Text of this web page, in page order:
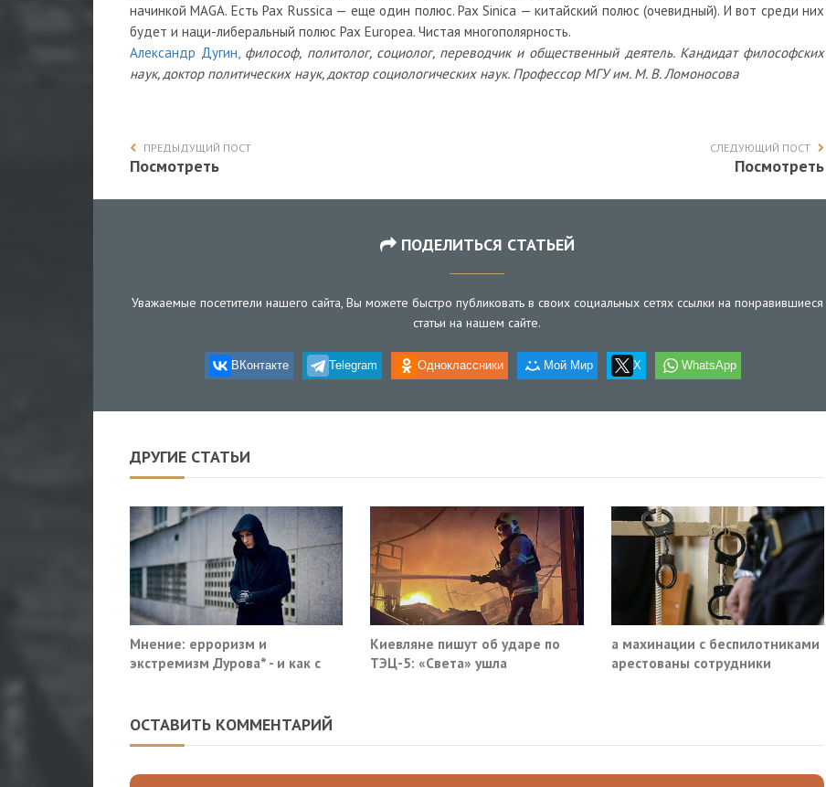
начинкой MAGA. Есть Pax Russica — еще один полюс. Pax Sinica — китайский полюс (очевидный). И вот среди них
будет и наци-либеральный полюс Pax Europea. Чистая многополярность.
Александр Дугин, философ, политолог, социолог, переводчик и общественный деятель. Кандидат философских
наук, доктор политических наук, доктор социологических наук. Профессор МГУ им. М. В. Ломоносова
ПРЕДЫДУЩИЙ ПОСТ
Посмотреть
СЛЕДУЮЩИЙ ПОСТ
Посмотреть
ПОДЕЛИТЬСЯ СТАТЬЕЙ
Уважаемые посетители нашего сайта, Вы можете быстро публиковать в своих социальных сетях ссылки на понравившиеся
статьи на нашем сайте.
ВКонтакте Telegram Одноклассники Мой Мир X WhatsApp
ДРУГИЕ СТАТЬИ
Мнение: ерроризм и
экстремизм Дурова* - и как с
Киевляне пишут об ударе по
ТЭЦ-5: «Света» ушла
а махинации с беспилотниками
арестованы сотрудники
ОСТАВИТЬ КОММЕНТАРИЙ